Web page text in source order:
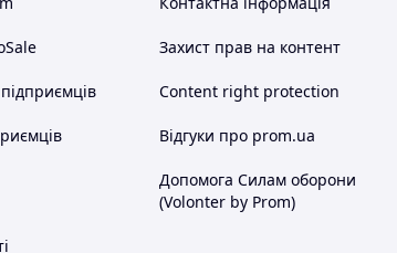
Захист прав на контент
Content right protection
Відгуки про prom.ua
Допомога Силам оборони
(Volonter by Prom)